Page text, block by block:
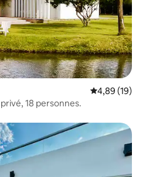
Évaluation
4,89 (19)
18 personnes.